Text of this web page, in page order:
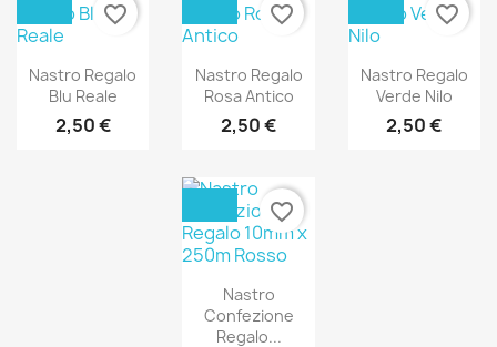
Nastro Regalo
Blu Reale
2,50 €
favorite_border
Nastro Regalo
Rosa Antico
2,50 €
favorite_border
Nastro Regalo
Verde Nilo
2,50 €
favorite_border
Nastro
Confezione
Regalo...
favorite_border